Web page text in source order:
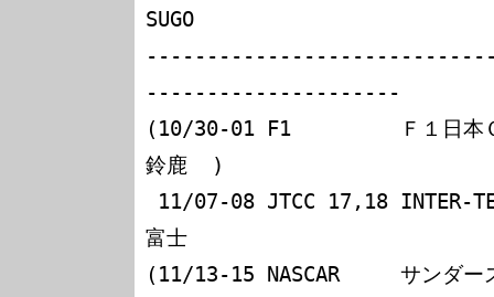
SUGO
---------------------
(10/30-01 F1         Ｆ１日本
鈴鹿  )
富士
(11/13-15 NASCAR     サンダー